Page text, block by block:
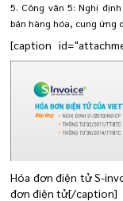
5. Công văn 5: Nghị
bán hàng hóa, cung ứng
[caption
Hóa đơn điện tử S-
đơn điện tử[/caption]